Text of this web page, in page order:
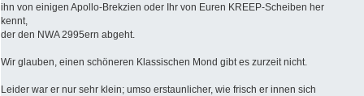
ihn von einigen Apollo-Brekzien oder Ihr von Euren KREEP-Scheiben her
kennt,
der den NWA 2995ern abgeht.
Wir glauben, einen schöneren Klassischen Mond gibt es zurzeit nicht.
Leider war er nur sehr klein; umso erstaunlicher, wie frisch er innen sich